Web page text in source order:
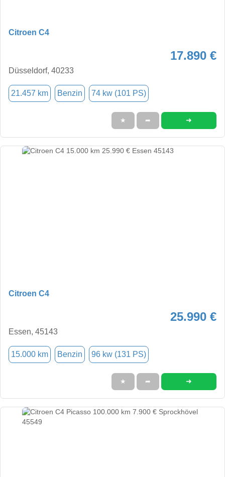
Citroen C4
17.890 €
Düsseldorf, 40233
21.457 km Benzin 74 kw (101 PS)
★ ➦ ➜
Citroen C4
25.990 €
Essen, 45143
15.000 km Benzin 96 kw (131 PS)
★ ➦ ➜